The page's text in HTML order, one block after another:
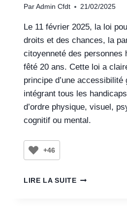
Par Admin Cfdt 21/02/2025
Le 11 février 2025, la loi
droits et des chances, la
citoyenneté des personnes
fêté 20 ans. Cette loi a
principe d’une accessibilité
intégrant tous les
d’ordre physique, visuel,
cognitif ou mental.
+46
LIRE LA SUITE